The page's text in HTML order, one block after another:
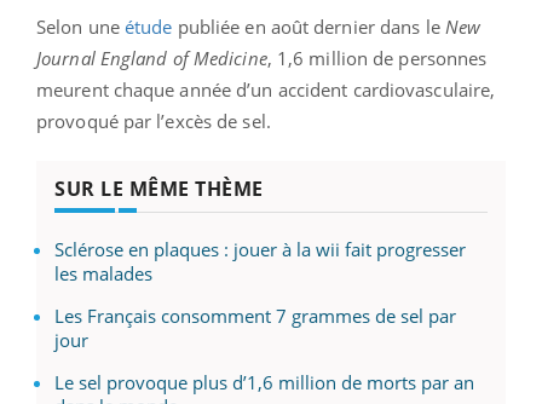
Selon une étude publiée en août dernier dans le New
Journal England of Medicine, 1,6 million de personnes
meurent chaque année d’un accident cardiovasculaire,
provoqué par l’excès de sel.
SUR LE MÊME THÈME
Sclérose en plaques : jouer à la wii fait progresser
les malades
Les Français consomment 7 grammes de sel par
jour
Le sel provoque plus d’1,6 million de morts par an